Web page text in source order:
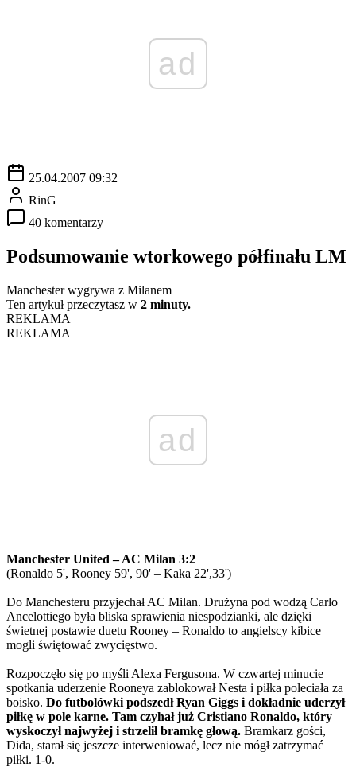
ad
25.04.2007 09:32
RinG
40 komentarzy
Podsumowanie wtorkowego półfinału LM
Manchester wygrywa z Milanem
Ten artykuł przeczytasz w 2 minuty.
REKLAMA
REKLAMA
ad
Manchester United – AC Milan 3:2
(Ronaldo 5', Rooney 59', 90' – Kaka 22',33')
Do Manchesteru przyjechał AC Milan. Drużyna pod wodzą Carlo
Ancelottiego była bliska sprawienia niespodzianki, ale dzięki
świetnej postawie duetu Rooney – Ronaldo to angielscy kibice
mogli świętować zwycięstwo.
Rozpoczęło się po myśli Alexa Fergusona. W czwartej minucie
spotkania uderzenie Rooneya zablokował Nesta i piłka poleciała za
boisko. Do futbolówki podszedł Ryan Giggs i dokładnie uderzył
piłkę w pole karne. Tam czyhał już Cristiano Ronaldo, który
wyskoczył najwyżej i strzelił bramkę głową. Bramkarz gości,
Dida, starał się jeszcze interweniować, lecz nie mógł zatrzymać
piłki. 1-0.